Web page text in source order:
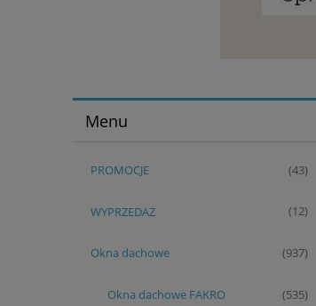
Menu
PROMOCJE (43)
WYPRZEDAŻ (12)
Okna dachowe (937)
Okna dachowe FAKRO (535)